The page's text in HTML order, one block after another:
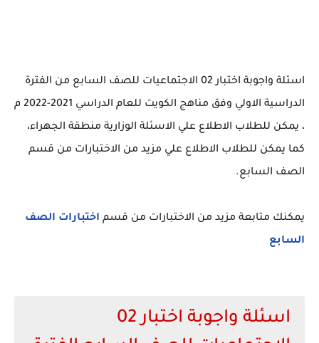
اسئلة واجوبة اختبار 02 الاجتماعيات للصف السابع من الفترة
الدراسية الاولي وفق مناهج الكويت للعام الدراسي 2021-2022 م
، يمكن للطلاب الاطلاع علي الاسئلة الوزارية منطقة الجهراء،
كما يمكن للطلاب الاطلاع علي مزيد من الاختبارات من قسم
الصف السابع.
يمكنك متابعة مزيد من الاختبارات من قسم اختبارات الصف
السابع
اسئلة واجوبة اختبار 02